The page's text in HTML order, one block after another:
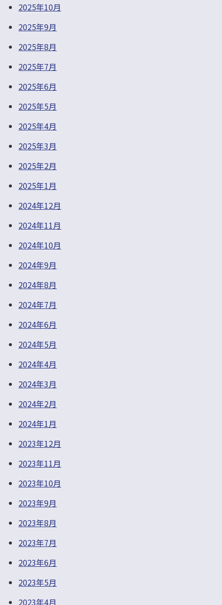
2025年10月
2025年9月
2025年8月
2025年7月
2025年6月
2025年5月
2025年4月
2025年3月
2025年2月
2025年1月
2024年12月
2024年11月
2024年10月
2024年9月
2024年8月
2024年7月
2024年6月
2024年5月
2024年4月
2024年3月
2024年2月
2024年1月
2023年12月
2023年11月
2023年10月
2023年9月
2023年8月
2023年7月
2023年6月
2023年5月
2023年4月